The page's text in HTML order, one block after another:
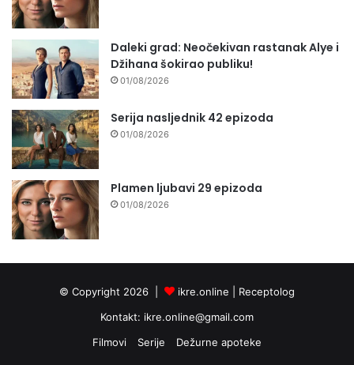
Daleki grad: Neočekivan rastanak Alye i
Džihana šokirao publiku!
01/08/2026
Serija nasljednik 42 epizoda
01/08/2026
Plamen ljubavi 29 epizoda
01/08/2026
© Copyright 2026 | ikre.online | Receptolog
Kontakt: ikre.online@gmail.com
Filmovi
Serije Dežurne apoteke